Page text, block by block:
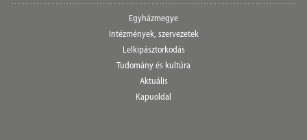
Egyházmegye
Intézmények, szervezetek
Lelkipásztorkodás
Tudomány és kultúra
Aktuális
Kapuoldal